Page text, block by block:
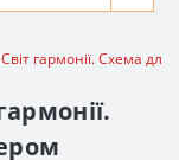
гармонії. Схема